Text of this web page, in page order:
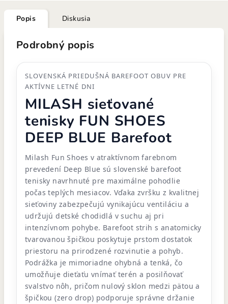
Popis Diskusia
Podrobný popis
SLOVENSKÁ PRIEDUŠNÁ BAREFOOT OBUV PRE
AKTÍVNE LETNÉ DNI
MILASH sieťované
tenisky FUN SHOES
DEEP BLUE Barefoot
Milash Fun Shoes v atraktívnom farebnom
prevedení Deep Blue sú slovenské barefoot
tenisky navrhnuté pre maximálne pohodlie
počas teplých mesiacov. Vďaka zvršku z kvalitnej
sieťoviny zabezpečujú vynikajúcu ventiláciu a
udržujú detské chodidlá v suchu aj pri
intenzívnom pohybe. Barefoot strih s anatomicky
tvarovanou špičkou poskytuje prstom dostatok
priestoru na prirodzené rozvinutie a pohyb.
Podrážka je mimoriadne ohybná a tenká, čo
umožňuje dieťaťu vnímať terén a posilňovať
svalstvo nôh, pričom nulový sklon medzi pätou a
špičkou (zero drop) podporuje správne držanie